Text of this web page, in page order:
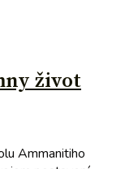
život
Ammanitiho